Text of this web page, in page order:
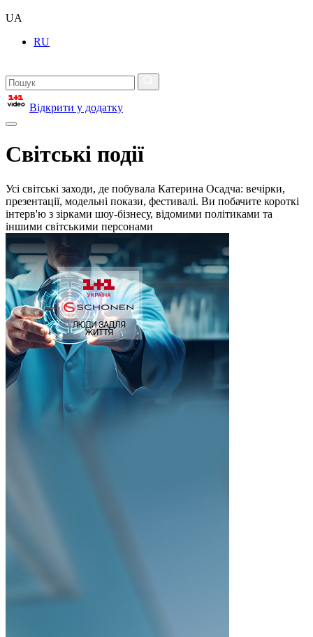
UA
RU
Відкрити у додатку
Світські події
Усі світські заходи, де побувала Катерина Осадча: вечірки,
презентації, модельні покази, фестивалі. Ви побачите короткі
інтерв'ю з зірками шоу-бізнесу, відомими політиками та
іншими світськими персонами